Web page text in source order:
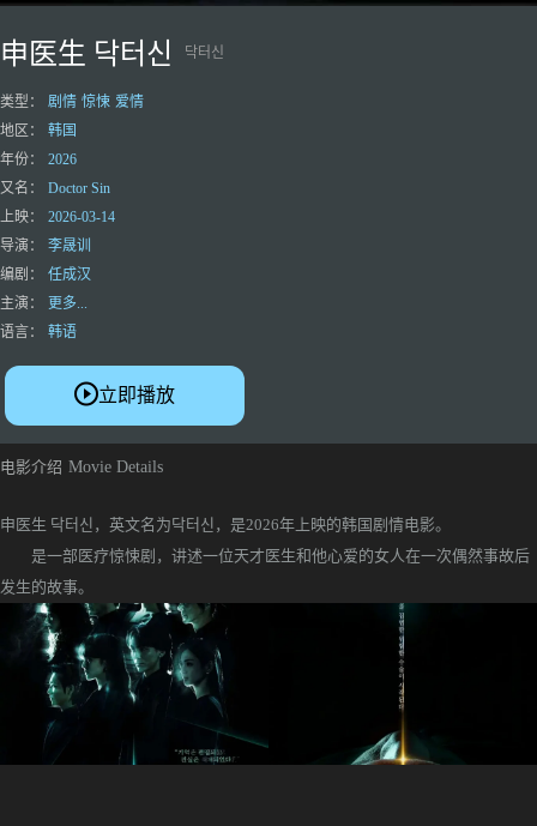
申医生 닥터신 닥터신
类型： 剧情 惊悚 爱情
地区：
韩国
年份：
2026
又名：
Doctor Sin
上映：
2026-03-14
导演：
李晟训
编剧：
任成汉
主演：
更多...
语言：
韩语
立即播放
电影介绍 Movie Details
申医生 닥터신，英文名为닥터신，是2026年上映的韩国剧情电影。
是一部医疗惊悚剧，讲述一位天才医生和他心爱的女人在一次偶然事故后
发生的故事。